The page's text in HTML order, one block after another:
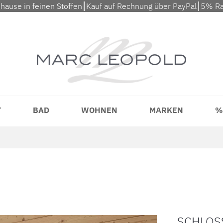
in feinen Stoffen⎮Kauf auf Rechnung über PayPal⎮5%
BAD WOHNEN MARKEN